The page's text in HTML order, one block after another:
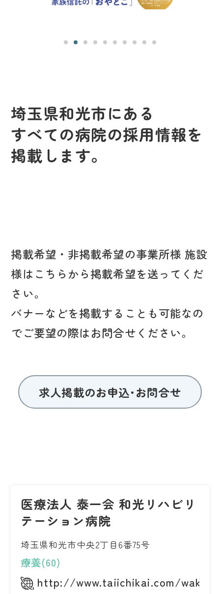
埼玉県和光市にある
すべての病院の採用情報を
掲載します。
掲載希望・非掲載希望の事業所様 施設
様はこちらから掲載希望を送ってくだ
さい。
バナーなどを掲載することも可能なの
でご要望の際はお問合せください。
求人掲載のお申込･お問合せ
医療法人 泰一会 和光リハビリ
テーション病院
埼玉県和光市中央2丁目6番75号
療養(60)
http://www.taiichikai.com/wako/